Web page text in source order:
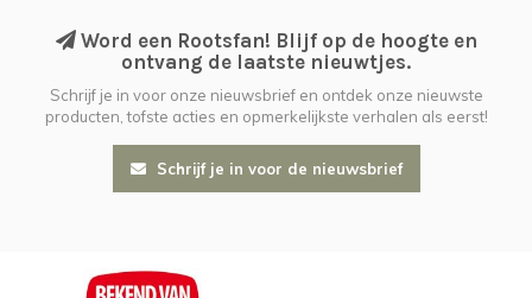
Word een Rootsfan! Blijf op de hoogte en
ontvang de laatste nieuwtjes.
Schrijf je in voor onze nieuwsbrief en ontdek onze nieuwste
producten, tofste acties en opmerkelijkste verhalen als eerst!
Schrijf je in voor de nieuwsbrief